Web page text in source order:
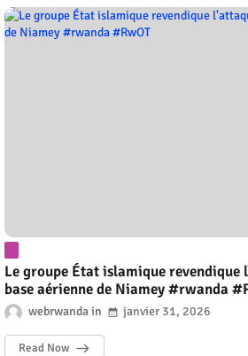
Le groupe État islamique revendique
base aérienne de Niamey #rwanda
webrwanda janvier 31, 2026
Read Now